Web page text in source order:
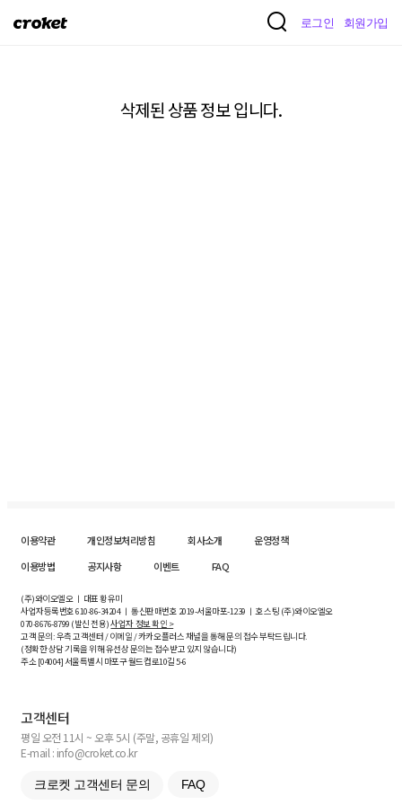
크
로그인 회원가입
삭제된 상품 정보 입니다.
이용약관 개인정보처리방침 회사소개
운영정책
이용방법
공지사항 이벤트 FAQ
(주)와이오엘오 ㅣ 대표 황유미
사업자등록번호610-86-34204ㅣ 통신판매번호 2019-서울마포-1239 ㅣ 호스팅 (주)와이오엘오
070-8676-8799 (발신 전용)사업자 정보 확인 >
고객 문의: 우측 고객센터 / 이메일 / 카카오플러스 채널을 통해 문의 접수 부탁드립니다.
(정확한 상담 기록을 위해 유선상 문의는 접수받고 있지 않습니다)
주소 [04004] 서울특별시 마포구 월드컵로10길5-6
고객센터
평일 오전 11시 ~ 오후 5시 (주말, 공휴일 제외)
E-mail : info@croket.co.kr
크로켓 고객센터 문의 FAQ